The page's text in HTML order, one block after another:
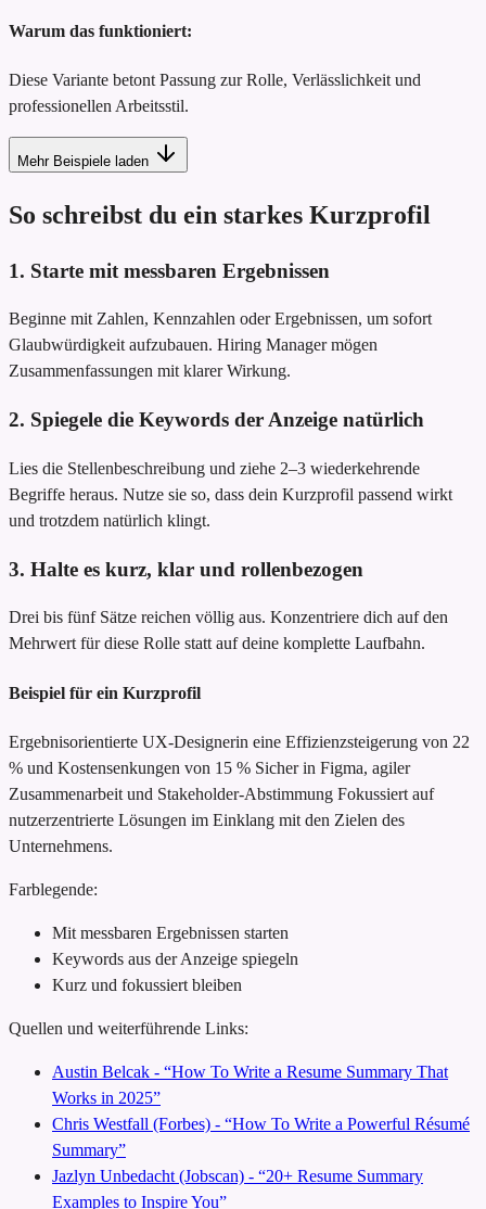
Warum das funktioniert:
Diese Variante betont Passung zur Rolle, Verlässlichkeit und
professionellen Arbeitsstil.
Mehr Beispiele laden
So schreibst du ein starkes Kurzprofil
1. Starte mit messbaren Ergebnissen
Beginne mit Zahlen, Kennzahlen oder Ergebnissen, um sofort
Glaubwürdigkeit aufzubauen. Hiring Manager mögen
Zusammenfassungen mit klarer Wirkung.
2. Spiegele die Keywords der Anzeige natürlich
Lies die Stellenbeschreibung und ziehe 2–3 wiederkehrende
Begriffe heraus. Nutze sie so, dass dein Kurzprofil passend wirkt
und trotzdem natürlich klingt.
3. Halte es kurz, klar und rollenbezogen
Drei bis fünf Sätze reichen völlig aus. Konzentriere dich auf den
Mehrwert für diese Rolle statt auf deine komplette Laufbahn.
Beispiel für ein Kurzprofil
Ergebnisorientierte UX-Designerin eine Effizienzsteigerung von 22
% und Kostensenkungen von 15 % Sicher in Figma, agiler
Zusammenarbeit und Stakeholder-Abstimmung Fokussiert auf
nutzerzentrierte Lösungen im Einklang mit den Zielen des
Unternehmens.
Farblegende:
Mit messbaren Ergebnissen starten
Keywords aus der Anzeige spiegeln
Kurz und fokussiert bleiben
Quellen und weiterführende Links:
Austin Belcak - “How To Write a Resume Summary That
Works in 2025”
Chris Westfall (Forbes) - “How To Write a Powerful Résumé
Summary”
Jazlyn Unbedacht (Jobscan) - “20+ Resume Summary
Examples to Inspire You”